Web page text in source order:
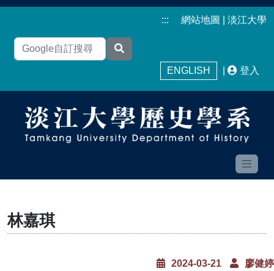
::: 網站地圖 淡江大學
ENGLISH 登入
林嘉琪
2024-03-21
廖健婷